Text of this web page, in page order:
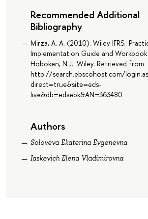
Recommended Additional
Bibliography
Mirza, A. A. (2010). Wiley IFRS :
Implementation Guide and
Hoboken, N.J.: Wiley. Retrieved from
http://search.ebscohost.com/
direct=true&site=eds-
live&db=edsebk&AN=363480
Authors
Soloveva Ekaterina Evgenevna
Iaskevich Elena Vladimirovna